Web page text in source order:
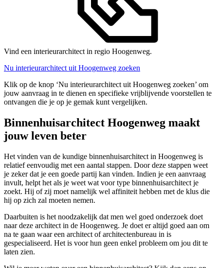
Vind een interieurarchitect in regio Hoogenweg.
Nu interieurarchitect uit Hoogenweg zoeken
Klik op de knop ‘Nu interieurarchitect uit Hoogenweg zoeken’ om
jouw aanvraag in te dienen en specifieke vrijblijvende voorstellen te
ontvangen die je op je gemak kunt vergelijken.
Binnenhuisarchitect Hoogenweg maakt
jouw leven beter
Het vinden van de kundige binnenhuisarchitect in Hoogenweg is
relatief eenvoudig met een aantal stappen. Door deze stappen weet
je zeker dat je een goede partij kan vinden. Indien je een aanvraag
invult, helpt het als je weet wat voor type binnenhuisarchitect je
zoekt. Hij of zij moet namelijk wel affiniteit hebben met de klus die
hij op zich zal moeten nemen.
Daarbuiten is het noodzakelijk dat men wel goed onderzoek doet
naar deze architect in de Hoogenweg. Je doet er altijd goed aan om
na te gaan waar een architect of architectenbureau in is
gespecialiseerd. Het is voor hun geen enkel probleem om jou dit te
laten zien.